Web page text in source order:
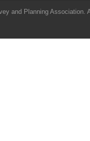
and Planning Association.